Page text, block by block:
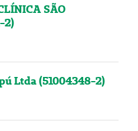
SÃO
2)
Ltda (51004348-2)